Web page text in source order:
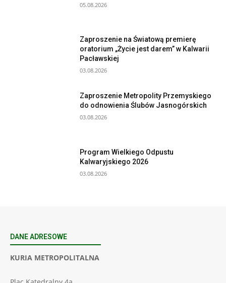
05.08.2026
Zaproszenie na Światową premierę
oratorium „Życie jest darem” w Kalwarii
Pacławskiej
03.08.2026
Zaproszenie Metropolity Przemyskiego
do odnowienia Ślubów Jasnogórskich
03.08.2026
Program Wielkiego Odpustu
Kalwaryjskiego 2026
03.08.2026
DANE ADRESOWE
KURIA METROPOLITALNA